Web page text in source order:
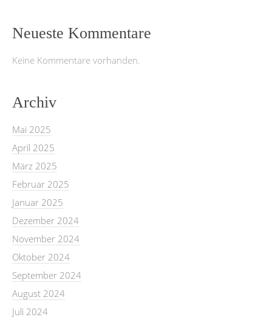
Neueste Kommentare
Keine Kommentare vorhanden.
Archiv
Mai 2025
April 2025
März 2025
Februar 2025
Januar 2025
Dezember 2024
November 2024
Oktober 2024
September 2024
August 2024
Juli 2024